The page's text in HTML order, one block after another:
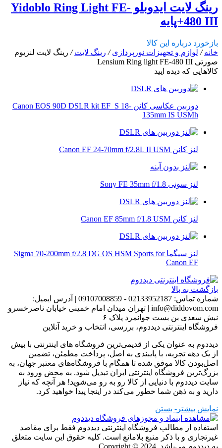
رینگ لایت ایدوبلو Yidoblo Ring Light FE-
480 III+پایه
بازخورد درباره این کالا
خانه/ لوازم و تجهیزات نورپردازی/ رینگ لایت/ رینگ لایت لنزیوم
صورتی Lensium Ring light FE-480 III
کالاهایی که دیده ایید
دوربین عکاسی کانن Canon EOS 90D DSLR kit EF_S 18-
135mm IS USMh
لنز کانن Canon EF 24-70mm f/2.8L II USM
لنز سونی Sony FE 35mm f/1.8
لنز کانن Canon EF 85mm f/1.8 USM
لنز سیگما Sigma 70-200mm f/2.8 DG OS HSM Sports for
Canon EF
بازگشت به بالا
شماره تماس: 02133952187 - 09107008859
| آدرس ایمیل:
info@diddovom.com
| تهران میدان امام خمینی خیابان ناصرخسرو
نبش سعدی بن بست جوانمرد پلاک ۶
فروشگاه اینترنتی دیددوم، بررسی، انتخاب و خرید آنلاین
دیددوم به عنوان یکی از قدیمی‌ترین فروشگاه های اینترنتی با بیش
از یک دهه تجربه، با پایبندی به اصل، پرداخت مطمئن، تضمین
اصل‌بودن کالا موفق شده تا همگام با فروشگاه‌های معتبر جهان، به
بزرگ‌ترین فروشگاه اینترنتی ایران تبدیل شود. به محض ورود به
سایت دیددوم با دنیایی از کالا رو به رو می‌شوید! هر آنچه که نیاز
دارید و به ذهن شما خطور می‌کند در اینجا پیدا خواهید کرد.
نمایش بیشتر - بستن
استفاده از مطالب فروشگاه اینترنتی دیددوم فقط برای مقاصد
غیرتجاری و با ذکر منبع بلامانع است. کلیه حقوق این سایت متعلق
به دیددوم می‌باشد. Copyright © 2024